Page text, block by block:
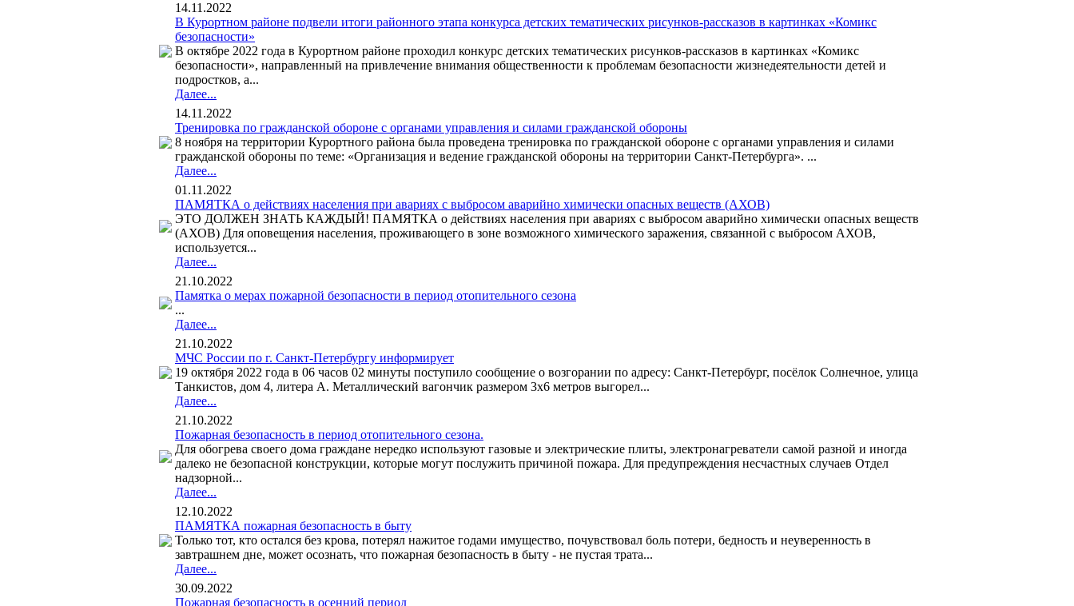
14.11.2022
В Курортном районе подвели итоги районного этапа конкурса детских тематических рисунков-рассказов в картинках «Комикс
безопасности»
В октябре 2022 года в Курортном районе проходил конкурс детских тематических рисунков-рассказов в картинках «Комикс
безопасности», направленный на привлечение внимания общественности к проблемам безопасности жизнедеятельности детей и
подростков, а...
Далее...
14.11.2022
Тренировка по гражданской обороне с органами управления и силами гражданской обороны
8 ноября на территории Курортного района была проведена тренировка по гражданской обороне с органами управления и силами
гражданской обороны по теме: «Организация и ведение гражданской обороны на территории Санкт-Петербурга». ...
Далее...
01.11.2022
ПАМЯТКА о действиях населения при авариях с выбросом аварийно химически опасных веществ (АХОВ)
ЭТО ДОЛЖЕН ЗНАТЬ КАЖДЫЙ! ПАМЯТКА о действиях населения при авариях с выбросом аварийно химически опасных веществ
(АХОВ) Для оповещения населения, проживающего в зоне возможного химического заражения, связанной с выбросом АХОВ,
используется...
Далее...
21.10.2022
Памятка о мерах пожарной безопасности в период отопительного сезона
...
Далее...
21.10.2022
МЧС России по г. Санкт-Петербургу информирует
19 октября 2022 года в 06 часов 02 минуты поступило сообщение о возгорании по адресу: Санкт-Петербург, посёлок Солнечное, улица
Танкистов, дом 4, литера А. Металлический вагончик размером 3х6 метров выгорел...
Далее...
21.10.2022
Пожарная безопасность в период отопительного сезона.
Для обогрева своего дома граждане нередко используют газовые и электрические плиты, электронагреватели самой разной и иногда
далеко не безопасной конструкции, которые могут послужить причиной пожара. Для предупреждения несчастных случаев Отдел
надзорной...
Далее...
12.10.2022
ПАМЯТКА пожарная безопасность в быту
Только тот, кто остался без крова, потерял нажитое годами имущество, почувствовал боль потери, бедность и неуверенность в
завтрашнем дне, может осознать, что пожарная безопасность в быту - не пустая трата...
Далее...
30.09.2022
Пожарная безопасность в осенний период